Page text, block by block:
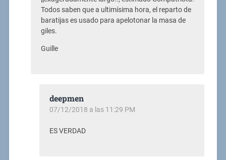
Todos saben que a ultimísima hora, el reparto de
baratijas es usado para apelotonar la masa de
giles.
Guille
deepmen
07/12/2018 a las 11:29 PM
ES VERDAD